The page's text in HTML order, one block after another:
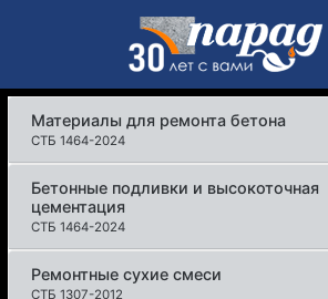
Материалы для ремонта бетона
СТБ 1464-2024
Бетонные подливки и высокоточная
цементация
СТБ 1464-2024
Ремонтные сухие смеси
СТБ 1307-2012